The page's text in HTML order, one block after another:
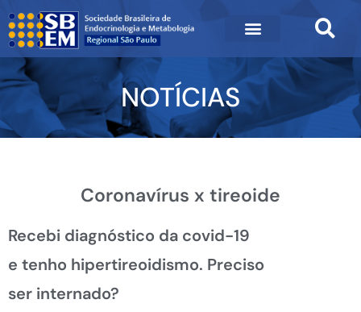
NOTÍCIAS
Coronavírus x tireoide
Recebi diagnóstico da covid-19
e tenho hipertireoidismo. Preciso
ser internado?